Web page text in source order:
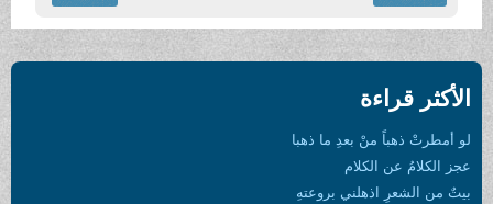
الأكثر قراءة
لو أمطرتْ ذهباً منْ بعدِ ما ذهبا
عجز الكلامُ عن الكلام
بيتٌ من الشعرِ اذهلني بروعتهِ